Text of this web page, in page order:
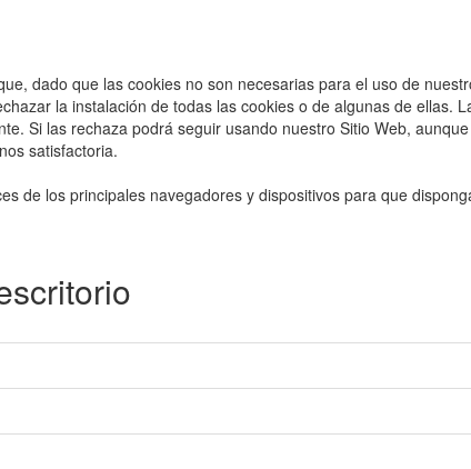
dado que las cookies no son necesarias para el uso de
la instalación de todas las cookies o de algunas de
Si las rechaza podrá seguir usando nuestro Sitio Web,
satisfactoria.
de los principales navegadores y dispositivos para que